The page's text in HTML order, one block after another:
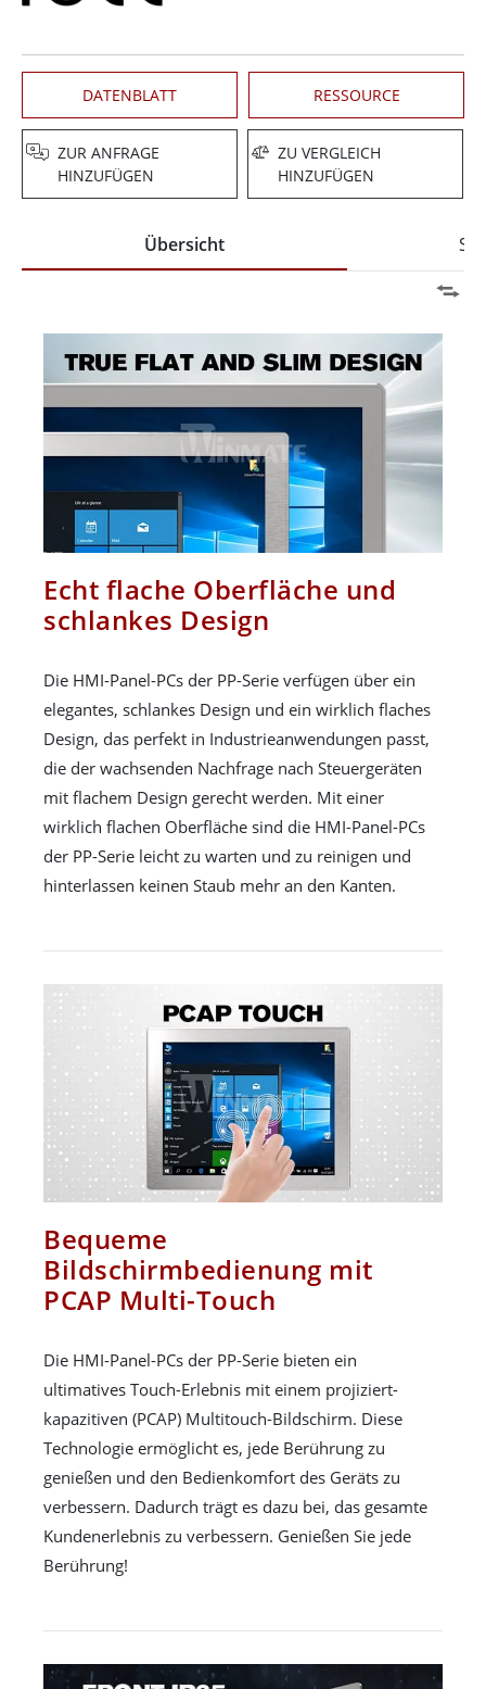
DATENBLATT RESSOURCE
ZUR ANFRAGE
HINZUFÜGEN
ZU VERGLEICH
HINZUFÜGEN
Übersicht
Echt flache Oberfläche und
schlankes Design
Die HMI-Panel-PCs der PP-Serie verfügen über ein
elegantes, schlankes Design und ein wirklich flaches
Design, das perfekt in Industrieanwendungen passt,
die der wachsenden Nachfrage nach Steuergeräten
mit flachem Design gerecht werden. Mit einer
wirklich flachen Oberfläche sind die HMI-Panel-PCs
der PP-Serie leicht zu warten und zu reinigen und
hinterlassen keinen Staub mehr an den Kanten.
Bequeme
Bildschirmbedienung mit
PCAP Multi-Touch
Die HMI-Panel-PCs der PP-Serie bieten ein
ultimatives Touch-Erlebnis mit einem projiziert-
kapazitiven (PCAP) Multitouch-Bildschirm. Diese
Technologie ermöglicht es, jede Berührung zu
genießen und den Bedienkomfort des Geräts zu
verbessern. Dadurch trägt es dazu bei, das gesamte
Kundenerlebnis zu verbessern. Genießen Sie jede
Berührung!